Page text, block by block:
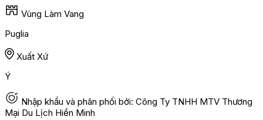
Vùng Làm Vang
Puglia
Xuất Xứ
Ý
Nhập khẩu và phân phối bởi: Công Ty TNHH MTV Thương
Mại Du Lịch Hiền Minh